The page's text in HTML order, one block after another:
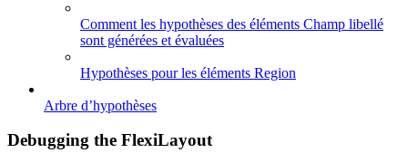
Comment les hypothèses des éléments Champ libellé
sont générées et évaluées
Hypothèses pour les éléments Region
Arbre d’hypothèses
Debugging the FlexiLayout